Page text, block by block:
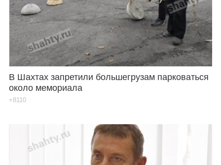
В Шахтах запретили большегрузам парковаться
около мемориала
+8110